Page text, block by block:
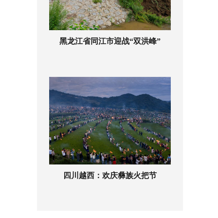
黑龙江省同江市迎战“双洪峰”
四川越西：欢庆彝族火把节